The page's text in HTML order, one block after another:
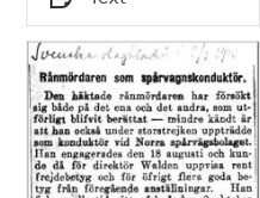
uppträde på
Malmens källare.
Typ